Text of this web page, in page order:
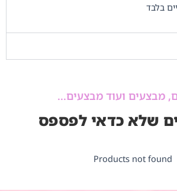
בלבד
מבצעים ועוד מבצעים...
שלא כדאי לפספס
Products not found